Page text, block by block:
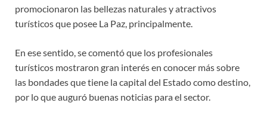
promocionaron las bellezas naturales y atractivos
turísticos que posee La Paz, principalmente.
En ese sentido, se comentó que los profesionales
turísticos mostraron gran interés en conocer más sobre
las bondades que tiene la capital del Estado como destino,
por lo que auguró buenas noticias para el sector.